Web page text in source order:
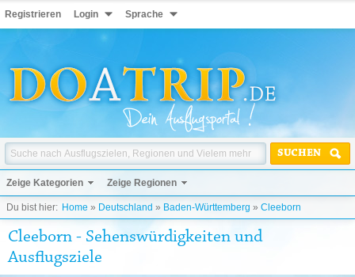
Registrieren Login Sprache
SUCHEN
Zeige Kategorien Zeige Regionen
Du bist hier: Home » Deutschland » Baden-Württemberg » Cleeborn
Cleeborn - Sehenswürdigkeiten und
Ausflugsziele